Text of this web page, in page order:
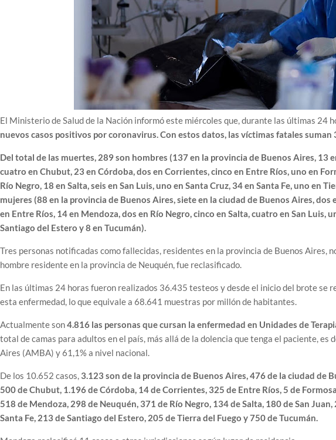
El Ministerio de Salud de la Nación informó este miércoles que, durante las últimas 24
nuevos casos positivos por coronavirus. Con estos datos, las víctimas fatales
Del total de las muertes, 289 son hombres (137 en la provincia de Buenos Aires, 13
cuatro en Chubut, 23 en Córdoba, dos en Corrientes, cinco en Entre Ríos, uno en
Río Negro, 18 en Salta, seis en San Luis, uno en Santa Cruz, 34 en Santa Fe, uno en
mujeres (88 en la provincia de Buenos Aires, siete en la ciudad de Buenos Aires, dos
en Entre Ríos, 14 en Mendoza, dos en Río Negro, cinco en Salta, cuatro en San Luis,
Santiago del Estero y 8 en Tucumán).
Tres personas notificadas como fallecidas, residentes en la provincia de Buenos Aires,
hombre residente en la provincia de Neuquén, fue reclasificado.
En las últimas 24 horas fueron realizados 36.435 testeos y desde el inicio del brote se
esta enfermedad, lo que equivale a 68.641 muestras por millón de habitantes.
Actualmente son4.816 las personas que cursan la enfermedad en Unidades de
total de camas para adultos en el país, más allá de la dolencia que tenga el paciente,
Aires (AMBA) y 61,1% a nivel nacional.
De los 10.652 casos, 3.123 son de la provincia de Buenos Aires, 476 de la ciudad de
500 de Chubut, 1.196 de Córdoba, 14 de Corrientes, 325 de Entre Ríos, 5 de
518 de Mendoza, 298 de Neuquén, 371 de Río Negro, 134 de Salta, 180 de San
Santa Fe, 213 de Santiago del Estero, 205 de Tierra del Fuego y 750 de Tucumán.